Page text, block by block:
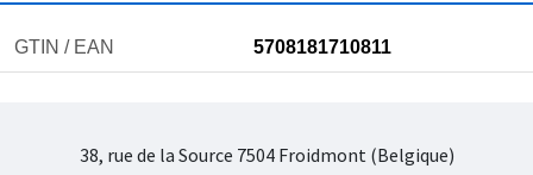
GTIN / EAN 5708181710811
38, rue de la Source 7504 Froidmont (Belgique)